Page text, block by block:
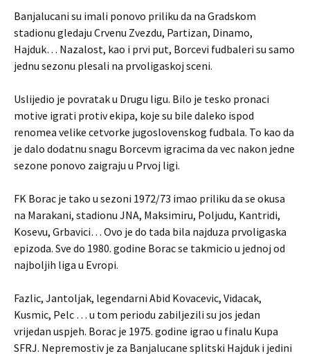
Banjalucani su imali ponovo priliku da na Gradskom
stadionu gledaju Crvenu Zvezdu, Partizan, Dinamo,
Hajduk… Nazalost, kao i prvi put, Borcevi fudbaleri su samo
jednu sezonu plesali na prvoligaskoj sceni.
Uslijedio je povratak u Drugu ligu. Bilo je tesko pronaci
motive igrati protiv ekipa, koje su bile daleko ispod
renomea velike cetvorke jugoslovenskog fudbala. To kao da
je dalo dodatnu snagu Borcevm igracima da vec nakon jedne
sezone ponovo zaigraju u Prvoj ligi.
FK Borac je tako u sezoni 1972/73 imao priliku da se okusa
na Marakani, stadionu JNA, Maksimiru, Poljudu, Kantridi,
Kosevu, Grbavici… Ovo je do tada bila najduza prvoligaska
epizoda. Sve do 1980. godine Borac se takmicio u jednoj od
najboljih liga u Evropi.
Fazlic, Jantoljak, legendarni Abid Kovacevic, Vidacak,
Kusmic, Pelc … u tom periodu zabiljezili su jos jedan
vrijedan uspjeh. Borac je 1975. godine igrao u finalu Kupa
SFRJ. Nepremostiv je za Banjalucane splitski Hajduk i jedini